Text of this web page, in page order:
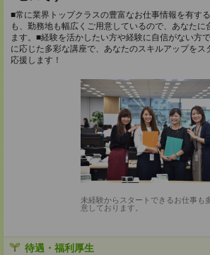
■常に業界トップクラスの豊富なお仕事情報を有す
も、勤務地も幅広くご用意しているので、あなたに
ます。■経験を活かしたい方や経験に自信がない方
に応じた多彩な講座で、あなたのスキルアップをス
応援します！
未経験からスタートできるお仕事も
意しております。
待遇・福利厚生